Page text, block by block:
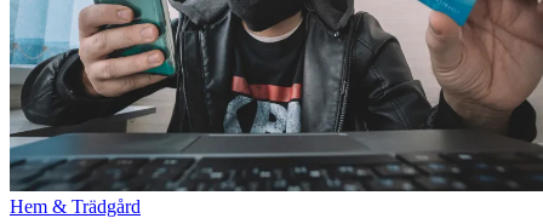
Hem & Trädgård